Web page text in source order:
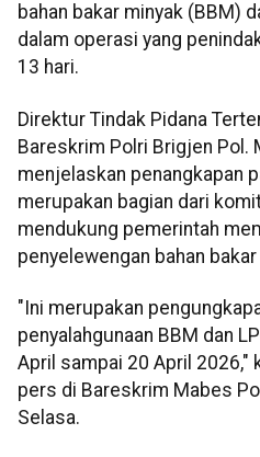
bahan bakar minyak (BBM)
dalam operasi yang
13 hari.
Direktur Tindak Pidana
Bareskrim Polri Brigjen Pol.
menjelaskan penangkapan
merupakan bagian dari
mendukung pemerintah
penyelewengan bahan
"Ini merupakan
penyalahgunaan BBM dan
April sampai 20 April 2026,"
pers di Bareskrim Mabes
Selasa.